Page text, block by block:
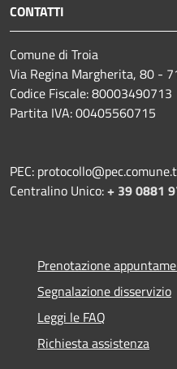
CONTATTI
Comune di Troia
Via Regina Margherita, 80 -
Codice Fiscale: 80003490713
Partita IVA: 00405560715
PEC:
Centralino Unico:+ 39 0881
Prenotazione
Segnalazione disservizio
Leggi le FAQ
Richiesta assistenza